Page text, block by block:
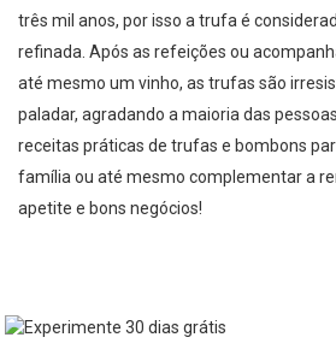
três mil anos, por isso a trufa é
refinada. Após as refeições ou
até mesmo um vinho, as trufas são
paladar, agradando a maioria das
receitas práticas de trufas e bombons
família ou até mesmo complementar a
apetite e bons negócios!